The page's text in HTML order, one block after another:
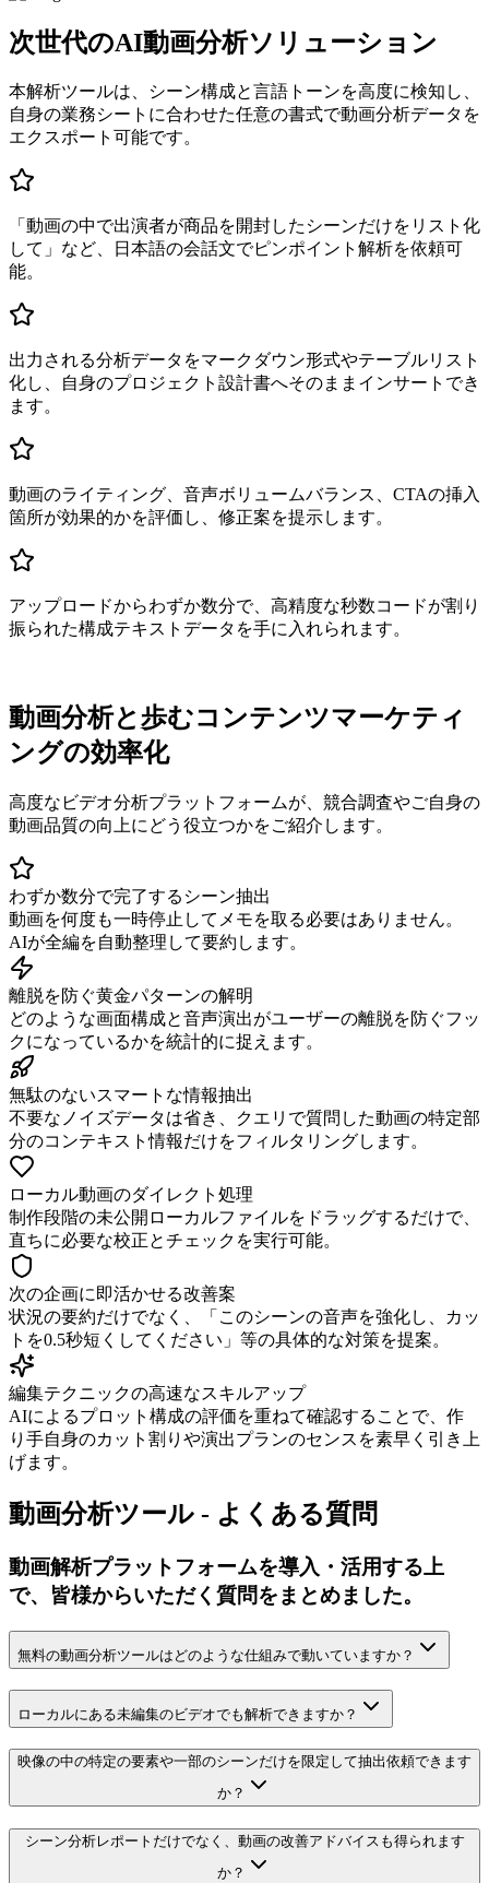
次世代のAI動画分析ソリューション
本解析ツールは、シーン構成と言語トーンを高度に検知し、
自身の業務シートに合わせた任意の書式で動画分析データを
エクスポート可能です。
「動画の中で出演者が商品を開封したシーンだけをリスト化
して」など、日本語の会話文でピンポイント解析を依頼可
能。
出力される分析データをマークダウン形式やテーブルリスト
化し、自身のプロジェクト設計書へそのままインサートでき
ます。
動画のライティング、音声ボリュームバランス、CTAの挿入
箇所が効果的かを評価し、修正案を提示します。
アップロードからわずか数分で、高精度な秒数コードが割り
振られた構成テキストデータを手に入れられます。
動画分析と歩むコンテンツマーケティ
ングの効率化
高度なビデオ分析プラットフォームが、競合調査やご自身の
動画品質の向上にどう役立つかをご紹介します。
わずか数分で完了するシーン抽出
動画を何度も一時停止してメモを取る必要はありません。
AIが全編を自動整理して要約します。
離脱を防ぐ黄金パターンの解明
どのような画面構成と音声演出がユーザーの離脱を防ぐフッ
クになっているかを統計的に捉えます。
無駄のないスマートな情報抽出
不要なノイズデータは省き、クエリで質問した動画の特定部
分のコンテキスト情報だけをフィルタリングします。
ローカル動画のダイレクト処理
制作段階の未公開ローカルファイルをドラッグするだけで、
直ちに必要な校正とチェックを実行可能。
次の企画に即活かせる改善案
状況の要約だけでなく、「このシーンの音声を強化し、カッ
トを0.5秒短くしてください」等の具体的な対策を提案。
編集テクニックの高速なスキルアップ
AIによるプロット構成の評価を重ねて確認することで、作
り手自身のカット割りや演出プランのセンスを素早く引き上
げます。
動画分析ツール - よくある質問
動画解析プラットフォームを導入・活用する上
で、皆様からいただく質問をまとめました。
無料の動画分析ツールはどのような仕組みで動いていますか？
ローカルにある未編集のビデオでも解析できますか？
映像の中の特定の要素や一部のシーンだけを限定して抽出依頼できます
か？
シーン分析レポートだけでなく、動画の改善アドバイスも得られます
か？